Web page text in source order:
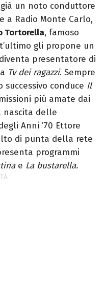
un noto conduttore
a Radio Monte Carlo,
Tortorella, famoso
gli propone un
presentatore di
Tv dei ragazzi. Sempre
conduce Il
più amate dai
nascita delle
Anni ’70 Ettore
di punta della rete
programmi
e La bustarella.